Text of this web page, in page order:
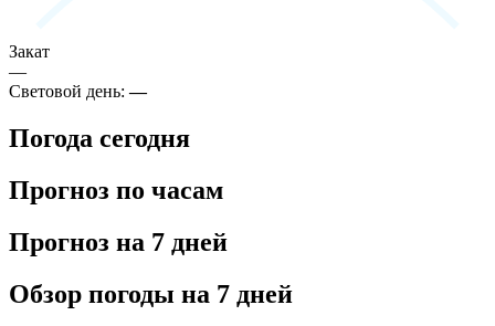
Закат
—
Световой день:—
Погода сегодня
Прогноз по часам
Прогноз на 7 дней
Обзор погоды на 7 дней